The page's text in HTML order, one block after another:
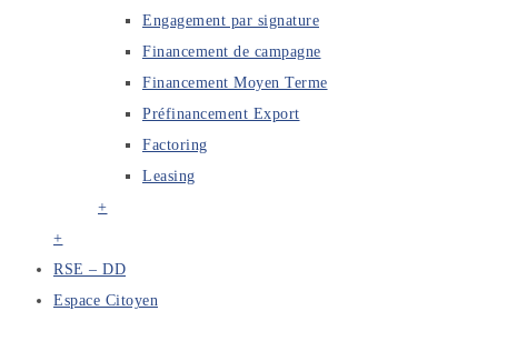
Engagement par signature
Financement de campagne
Financement Moyen Terme
Préfinancement Export
Factoring
Leasing
+
+
RSE – DD
Espace Citoyen